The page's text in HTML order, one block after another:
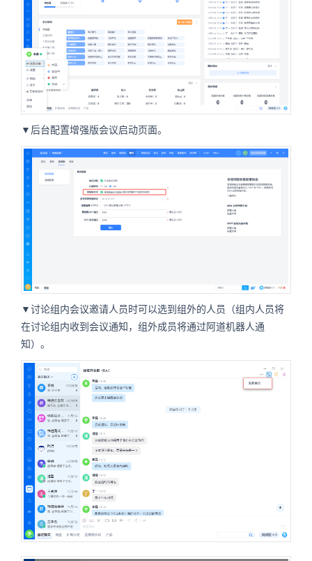
▼后台配置增强版会议启动页面。
▼讨论组内会议邀请人员时可以选到组外的人员（组内人员将
在讨论组内收到会议通知，组外成员将通过阿道机器人通
知）。